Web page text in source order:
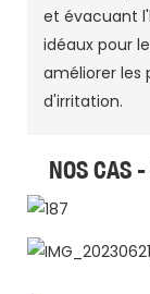
et évacuant
idéaux pour
améliorer les
d'irritation.
NOS CAS